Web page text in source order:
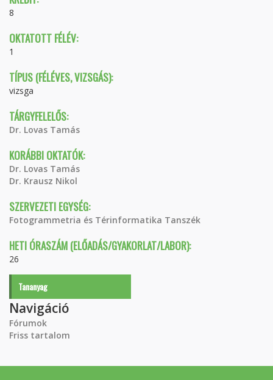
8
OKTATOTT FÉLÉV:
1
TÍPUS (FÉLÉVES, VIZSGÁS):
vizsga
TÁRGYFELELŐS:
Dr. Lovas Tamás
KORÁBBI OKTATÓK:
Dr. Lovas Tamás
Dr. Krausz Nikol
SZERVEZETI EGYSÉG:
Fotogrammetria és Térinformatika Tanszék
HETI ÓRASZÁM (ELŐADÁS/GYAKORLAT/LABOR):
26
Tananyag
Navigáció
Fórumok
Friss tartalom